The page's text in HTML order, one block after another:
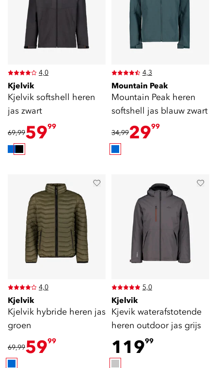
4,0
Kjelvik
Kjelvik softshell heren
jas zwart
69,995999
4,3
Mountain Peak
Mountain Peak heren
softshell jas blauw zwart
34,992999
4,0
Kjelvik
Kjelvik hybride heren jas
groen
69,995999
5,0
Kjelvik
Kjevik waterafstotende
heren outdoor jas grijs
11999